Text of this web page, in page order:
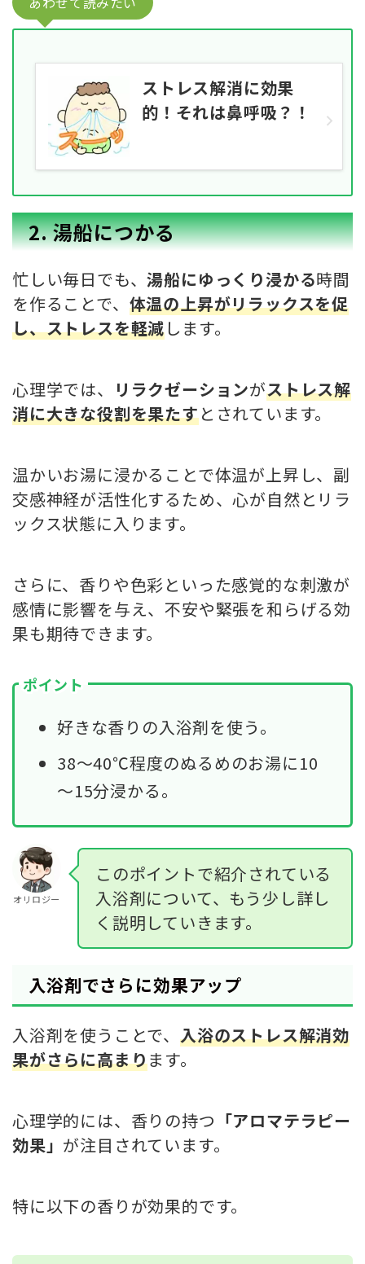
ストレス解消に効果
的！それは鼻呼吸？！
2. 湯船につかる
忙しい毎日でも、湯船にゆっくり浸かる時間
を作ることで、 体温の上昇がリラックスを促
し、ストレスを軽減します。
心理学では、 リラクゼーションがストレス解
消に大きな役割を果たすとされています。
温かいお湯に浸かることで体温が上昇し、副
交感神経が活性化するため、心が自然とリラ
ックス状態に入ります。
さらに、香りや色彩といった感覚的な刺激が
感情に影響を与え、不安や緊張を和らげる効
果も期待できます。
ポイント
好きな香りの入浴剤を使う。
38～40℃程度のぬるめのお湯に10
～15分浸かる。
オリロジー
このポイントで紹介されている
入浴剤について、もう少し詳し
く説明していきます。
入浴剤でさらに効果アップ
入浴剤を使うことで、 入浴のストレス解消効
果がさらに高まります。
心理学的には、香りの持つ 「アロマテラピー
効果」 が注目されています。
特に以下の香りが効果的です。